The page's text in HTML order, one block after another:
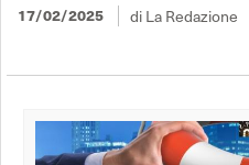
17/02/2025 di La Redazione